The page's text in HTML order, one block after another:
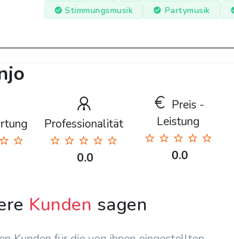
Stimmungsmusik
Partymusik
Professionalität
0.0
Preis -
Leistung
0.0
Kunden sagen